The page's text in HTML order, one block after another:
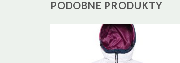
PODOBNE PRODUKTY